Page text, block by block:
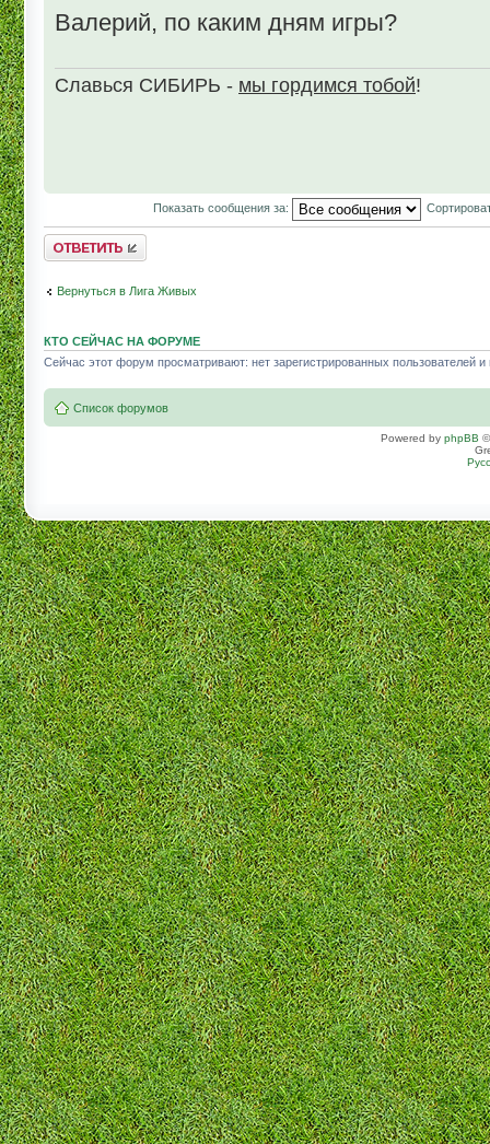
Валерий, по каким дням игры?
Славься СИБИРЬ - мы гордимся тобой!
Показать сообщения за:
Комментировать
Вернуться в Лига Живых
КТО СЕЙЧАС НА ФОРУМЕ
Сейчас этот форум просматривают: нет зарегистрированных пользователей и
Список форумов
Powered by phpBB